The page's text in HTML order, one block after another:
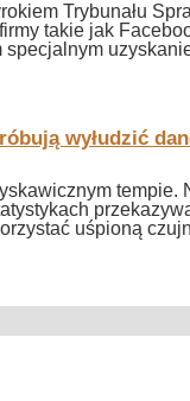
Trybunału
takie jak
wyłudzić
tempie.
uśpioną